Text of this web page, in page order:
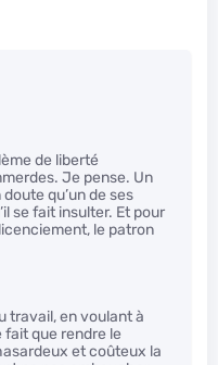
de liberté
Je pense. Un
qu’un de ses
se fait insulter. Et pour
le patron
travail, en voulant à
que rendre le
et coûteux la